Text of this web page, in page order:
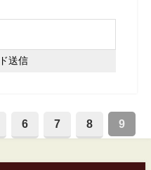
6 7 8 9